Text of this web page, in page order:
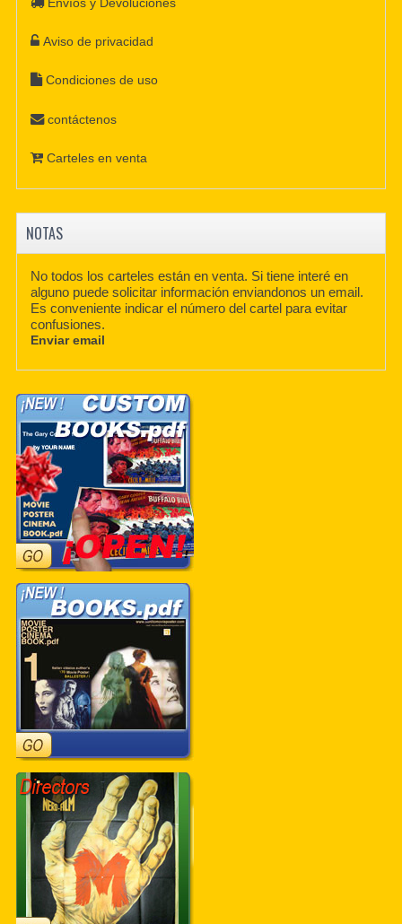
Aviso de privacidad
Condiciones de uso
contáctenos
Carteles en venta
NOTAS
No todos los carteles están en venta. Si tiene interé en
alguno puede solicitar información enviandonos un email.
Es conveniente indicar el número del cartel para evitar
confusiones.
Enviar email